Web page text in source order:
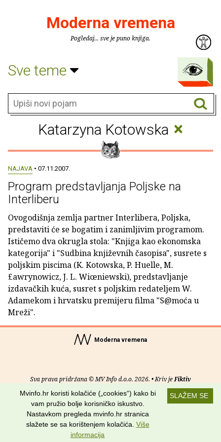
Moderna vremena
Pogledaj... sve je puno knjiga.
Sve teme
Katarzyna Kotowska ×
NAJAVA • 07.11.2007.
Program predstavljanja Poljske na
Interliberu
Ovogodišnja zemlja partner Interlibera, Poljska,
predstaviti će se bogatim i zanimljivim programom.
Ističemo dva okrugla stola: "Knjiga kao ekonomska
kategorija" i "Sudbina književnih časopisa", susrete s
poljskim piscima (K. Kotowska, P. Huelle, M.
£awrynowicz, J. L. Wiœniewski), predstavljanje
izdavačkih kuća, susret s poljskim redateljem W.
Adamekom i hrvatsku premijeru filma "S@moća u
Mreži".
Moderna vremena
Sva prava pridržana © MV Info d.o.o. 2026. • Kriv jeFiktiv
Uvjeti korištenja RSS kanali
Potraži nas na:
SLAŽEM SE
Mvinfo.hr koristi kolačiće („cookies“) kako bi
vam pružio bolje korisničko iskustvo.
Nastavkom pregleda mvinfo.hr stranica
slažete se sa korištenjem kolačića. Više
informacija